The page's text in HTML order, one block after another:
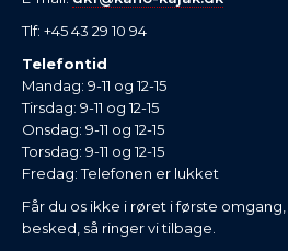
Tlf: +45 43 29 10 94
Telefontid
Mandag: 9-11 og 12-15
Tirsdag: 9-11 og 12-15
Onsdag: 9-11 og 12-15
Torsdag: 9-11 og 12-15
Fredag: Telefonen er lukket
Får du os ikke i røret i første
besked, så ringer vi tilbage.